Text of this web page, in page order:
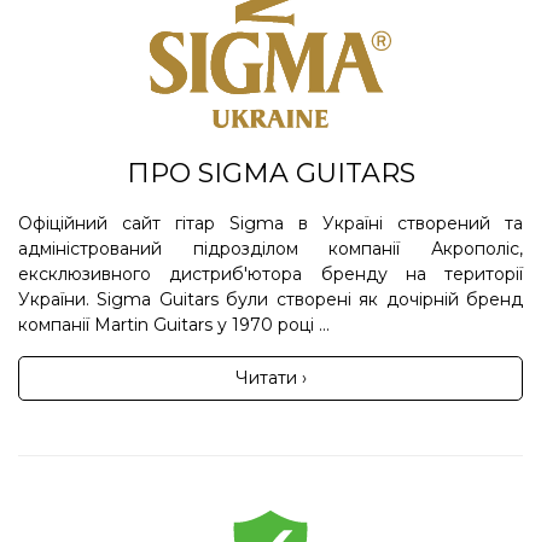
ПРО SIGMA GUITARS
Офіційний сайт гітар Sigma в Україні створений та
адміністрований підрозділом компанії Акрополіс,
ексклюзивного дистриб'ютора бренду на території
України. Sigma Guitars були створені як дочірній бренд
компанії Martin Guitars у 1970 році ...
Читати ›